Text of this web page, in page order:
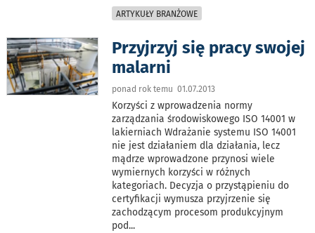
ARTYKUŁY BRANŻOWE
Przyjrzyj się pracy swojej
malarni
ponad rok temu 01.07.2013
Korzyści z wprowadzenia normy
zarządzania środowiskowego ISO 14001 w
lakierniach Wdrażanie systemu ISO 14001
nie jest działaniem dla działania, lecz
mądrze wprowadzone przynosi wiele
wymiernych korzyści w różnych
kategoriach. Decyzja o przystąpieniu do
certyfikacji wymusza przyjrzenie się
zachodzącym procesom produkcyjnym
pod...